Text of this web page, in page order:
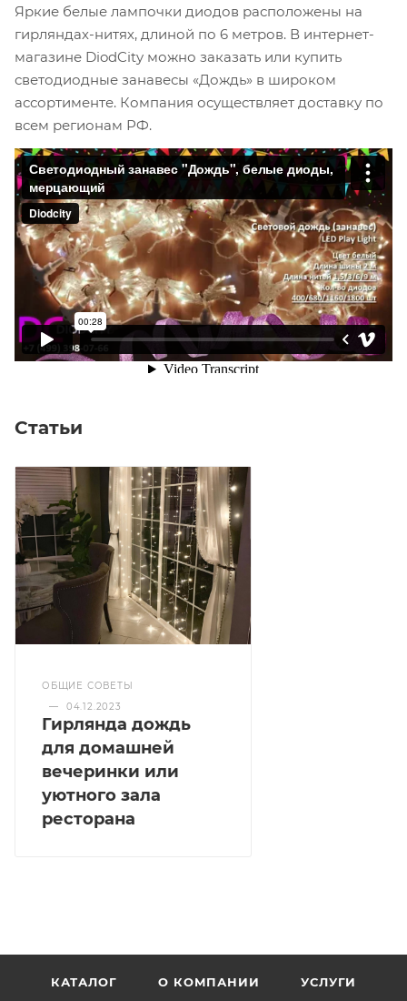
Яркие белые лампочки диодов расположены на
гирляндах-нитях, длиной по 6 метров. В интернет-
магазине DiodCity можно заказать или купить
светодиодные занавесы «Дождь» в широком
ассортименте. Компания осуществляет доставку по
всем регионам РФ.
Статьи
ОБЩИЕ СОВЕТЫ
—
04.12.2023
Гирлянда дождь
для домашней
вечеринки или
уютного зала
ресторана
КАТАЛОГ О КОМПАНИИ УСЛУГИ